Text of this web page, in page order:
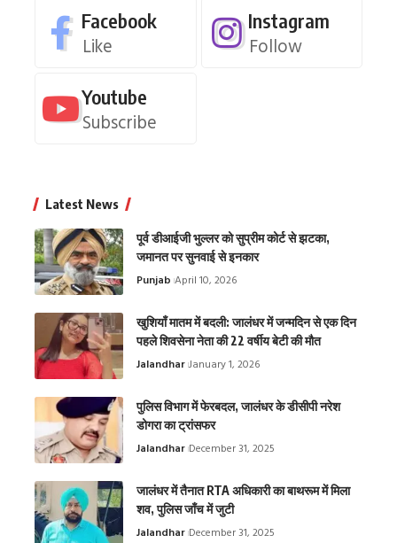
Facebook
Like
Instagram
Follow
Youtube
Subscribe
Latest News
पूर्व डीआईजी भुल्लर को सुप्रीम कोर्ट से झटका,
जमानत पर सुनवाई से इनकार
Punjab April 10, 2026
खुशियाँ मातम में बदली: जालंधर में जन्मदिन से एक दिन
पहले शिवसेना नेता की 22 वर्षीय बेटी की मौत
Jalandhar January 1, 2026
पुलिस विभाग में फेरबदल, जालंधर के डीसीपी नरेश
डोगरा का ट्रांसफर
Jalandhar December 31, 2025
जालंधर में तैनात RTA अधिकारी का बाथरूम में मिला
शव, पुलिस जाँच में जुटी
Jalandhar December 31, 2025